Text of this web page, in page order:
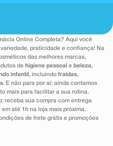
Online Completa? Aqui você
praticidade e confiança! Na
das melhores marcas,
de higiene pessoal e beleza,
infantil , incluindo fraldas,
. E não para por aí: ainda contamos
mais para facilitar a sua rotina.
receba sua compra com entrega
até 1h na loja mais próxima.
de frete grátis e promoções